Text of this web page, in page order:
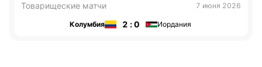
Товарищеские матчи 7 июня 2026
Колумбия 2 : 0 Иордания